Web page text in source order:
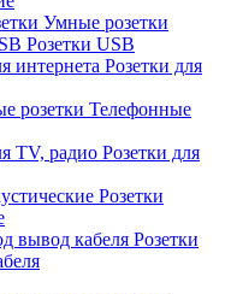
Умные розетки
Розетки USB
Розетки для
Телефонные
Розетки для
Розетки
Розетки